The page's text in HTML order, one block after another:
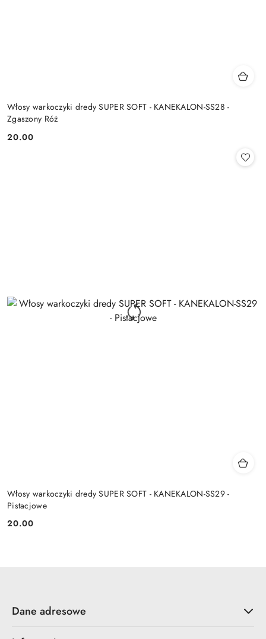
Włosy warkoczyki dredy SUPER SOFT - KANEKALON-SS28 -
Zgaszony Róż
Cena:
20.00
Włosy warkoczyki dredy SUPER SOFT - KANEKALON-SS29 -
Pistacjowe
Cena:
20.00
Dane adresowe